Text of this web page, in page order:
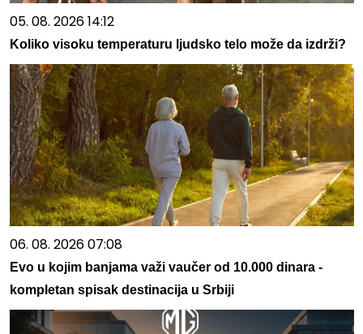
05. 08. 2026 14:12
Koliko visoku temperaturu ljudsko telo može da izdrži?
06. 08. 2026 07:08
Evo u kojim banjama važi vaučer od 10.000 dinara -
kompletan spisak destinacija u Srbiji